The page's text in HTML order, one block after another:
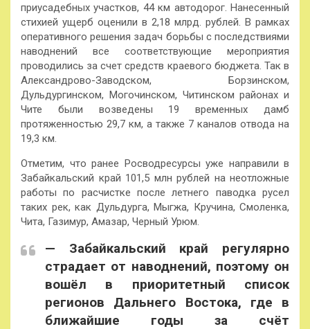
приусадебных участков, 44 км автодорог. Нанесенный
стихией ущерб оценили в 2,18 млрд. рублей. В рамках
оперативного решения задач борьбы с последствиями
наводнений все соответствующие мероприятия
проводились за счет средств краевого бюджета. Так в
Александрово-Заводском, Борзинском,
Дульдургинском, Могочинском, Читинском районах и
Чите были возведены 19 временных дамб
протяженностью 29,7 км, а также 7 каналов отвода на
19,3 км.
Отметим, что ранее Росводресурсы уже направили в
Забайкальский край 101,5 млн рублей на неотложные
работы по расчистке после летнего паводка русел
таких рек, как Дульдурга, Мыгжа, Кручина, Смоленка,
Чита, Газимур, Амазар, Черный Урюм.
— Забайкальский край регулярно
страдает от наводнений, поэтому он
вошёл в приоритетный список
регионов Дальнего Востока, где в
ближайшие годы за счёт